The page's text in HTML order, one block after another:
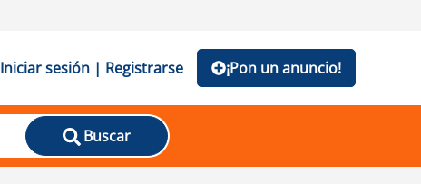
Iniciar sesión | Registrarse ¡Pon un anuncio!
Buscar